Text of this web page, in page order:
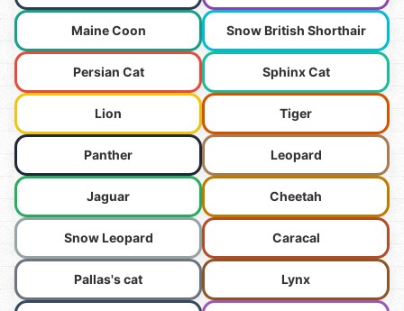
Maine Coon Snow British Shorthair
Persian Cat Sphinx Cat
Lion Tiger
Panther Leopard
Jaguar Cheetah
Snow Leopard Caracal
Pallas's cat Lynx